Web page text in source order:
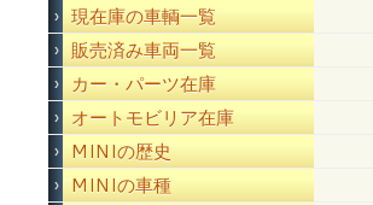
現在庫の車輌一覧
販売済み車両一覧
カー・パーツ在庫
オートモビリア在庫
MINIの歴史
MINIの車種